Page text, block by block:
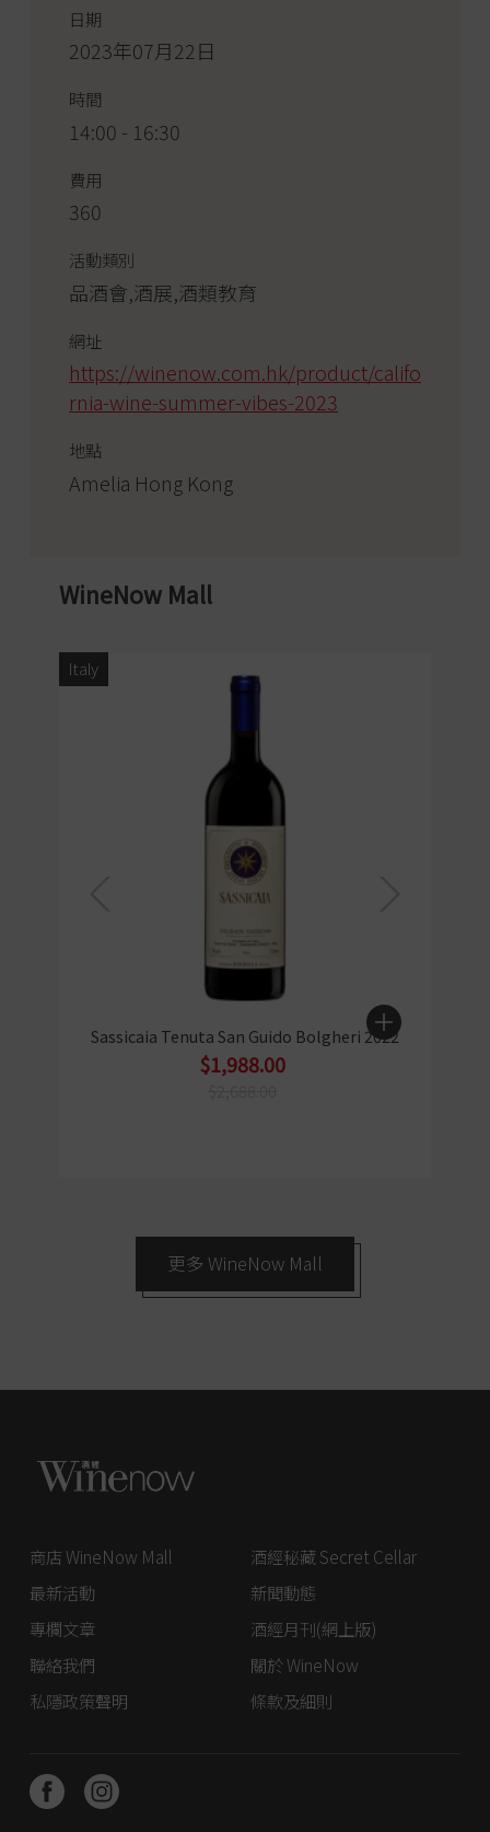
日期
2023年07月22日
時間
14:00 - 16:30
費用
360
活動類別
品酒會,酒展,酒類教育
網址
https://winenow.com.hk/product/califo
rnia-wine-summer-vibes-2023
地點
Amelia Hong Kong
WineNow Mall
Italy
Sassicaia Tenuta San Guido Bolgheri 2022
$1,988.00
更多 WineNow Mall
商店 WineNow Mall
酒經秘藏 Secret Cellar
最新活動
新聞動態
專欄文章
酒經月刊(網上版)
聯絡我們
關於 WineNow
私隱政策聲明
條款及細則